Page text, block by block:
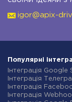
igor@apix-
Популярні
Інтеграція Google
Інтеграція
Інтеграція
Інтеграція